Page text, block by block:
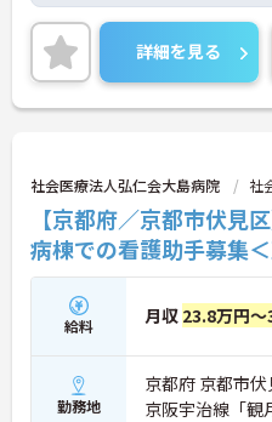
ゃる方でも安心してご就業して
ご興味のある方は、お気軽にお
い。
詳細を見る
社会医療法人弘仁会大島病院 社
【京都府／京都市伏見
病棟での看護助手募集
給料 月収 23.8万円
勤務地
京都府 京都市
京阪宇治線「観